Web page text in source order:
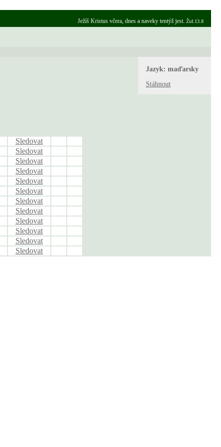
Ježíš Kristus včera, dnes a naveky tentýž jest. Žid.13.8
Jazyk: maďarsky
Stáhnout
Sledovat
Sledovat
Sledovat
Sledovat
Sledovat
Sledovat
Sledovat
Sledovat
Sledovat
Sledovat
Sledovat
Sledovat